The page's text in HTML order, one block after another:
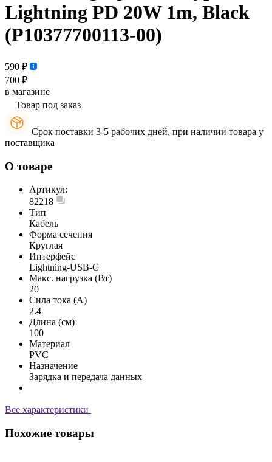
Lightning PD 20W 1m, Black
(P10377700113-00)
590 ₽
700 ₽
в магазине
Товар под заказ
Срок поставки 3-5 рабочих дней, при наличии товара у
поставщика
О товаре
Артикул:
82218
Тип
Кабель
Форма сечения
Круглая
Интерфейс
Lightning-USB-C
Макс. нагрузка (Вт)
20
Сила тока (А)
2.4
Длина (см)
100
Материал
PVC
Назначение
Зарядка и передача данных
Все характеристики
Похожие товары